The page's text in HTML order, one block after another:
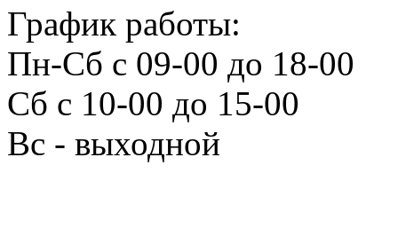
График работы:
Пн‑Сб с 09‑00 до 18‑00
Сб с 10‑00 до 15‑00
Вс ‑ выходной